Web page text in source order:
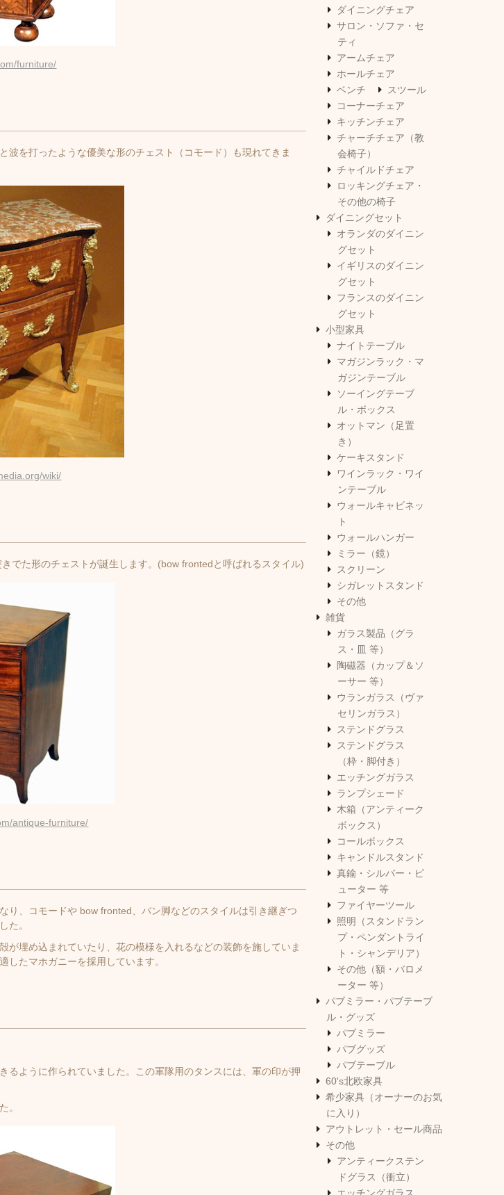
furniture/
波を打ったような優美な形のチェスト（コモード）も現れてきま
wiki/
でた形のチェストが誕生します。(bow frontedと呼ばれるスタイル)
antique-furniture/
り、コモードや bow fronted、バン脚などのスタイルは引き継ぎつ
た。
埋め込まれていたり、花の模様を入れるなどの装飾を施していま
したマホガニーを採用しています。
るように作られていました。この軍隊用のタンスには、軍の印が押
。
ダイニングチェア
サロン・ソファ・セ
ティ
アームチェア
ホールチェア
ベンチ
スツール
コーナーチェア
キッチンチェア
チャーチチェア（教
会椅子）
チャイルドチェア
ロッキングチェア・
その他の椅子
ダイニングセット
オランダのダイニン
グセット
イギリスのダイニン
グセット
フランスのダイニン
グセット
小型家具
ナイトテーブル
マガジンラック・マ
ガジンテーブル
ソーイングテーブ
ル・ボックス
オットマン（足置
き）
ケーキスタンド
ワインラック・ワイ
ンテーブル
ウォールキャビネッ
ト
ウォールハンガー
ミラー（鏡）
スクリーン
シガレットスタンド
その他
雑貨
ガラス製品（グラ
ス・皿 等）
陶磁器（カップ＆ソ
ーサー 等）
ウランガラス（ヴァ
セリンガラス）
ステンドグラス
ステンドグラス
（枠・脚付き）
エッチングガラス
ランプシェード
木箱（アンティーク
ボックス）
コールボックス
キャンドルスタンド
真鍮・シルバー・ピ
ューター 等
ファイヤーツール
照明（スタンドラン
プ・ペンダントライ
ト・シャンデリア）
その他（額・バロメ
ーター 等）
パブミラー・パブテーブ
ル・グッズ
パブミラー
パブグッズ
パブテーブル
60's北欧家具
希少家具（オーナーのお気
に入り）
アウトレット・セール商品
その他
アンティークステン
ドグラス（衝立）